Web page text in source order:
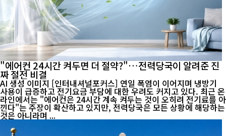
"에어컨 24시간 켜두면 더 절약?"…전력당국이 알려준 진
짜 절전 비결
AI 생성 이미지 [인터내셔널포커스] 연일 폭염이 이어지며 냉방기
사용이 급증하고 전기요금 부담에 대한 우려도 커지고 있다. 최근 온
라인에서는 "에어컨은 24시간 계속 켜두는 것이 오히려 전기료를 아
낀다"는 주장이 확산하고 있지만, 전력당국은 모든 상황에 해당하는
것은 아니라며 ...